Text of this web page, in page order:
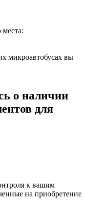
микроавтобусах вы
о наличии
для
к вашим
на приобретение